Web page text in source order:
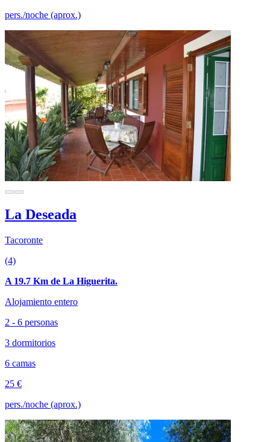
pers./noche (aprox.)
La Deseada
Tacoronte
(4)
A 19.7 Km de La Higuerita.
Alojamiento entero
2 - 6 personas
3 dormitorios
6 camas
25 €
pers./noche (aprox.)